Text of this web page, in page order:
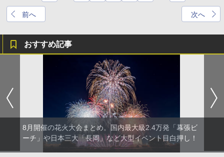
前へ 次へ
おすすめ記事
8月開催の花火大会まとめ。国内最大級2.4万発「幕張ビ
ーチ」や日本三大「長岡」など大型イベント目白押し！